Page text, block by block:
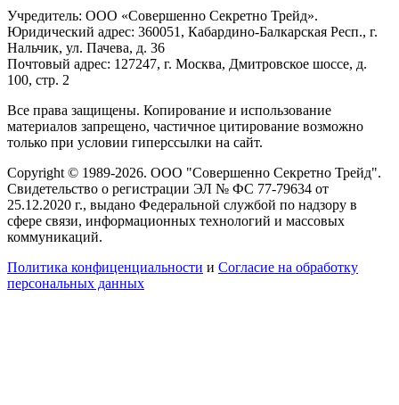
Учредитель: ООО «Совершенно Секретно Трейд».
Юридический адрес: 360051, Кабардино-Балкарская Респ., г.
Нальчик, ул. Пачева, д. 36
Почтовый адрес: 127247, г. Москва, Дмитровское шоссе, д.
100, стр. 2
Все права защищены. Копирование и использование
материалов запрещено, частичное цитирование возможно
только при условии гиперссылки на сайт.
Copyright © 1989-2026. ООО "Совершенно Секретно Трейд".
Свидетельство о регистрации ЭЛ № ФС 77-79634 от
25.12.2020 г., выдано Федеральной службой по надзору в
сфере связи, информационных технологий и массовых
коммуникаций.
Политика конфиценциальности и Согласие на обработку
персональных данных